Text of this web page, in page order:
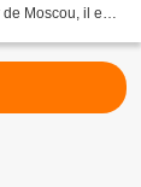
Moscou, il est